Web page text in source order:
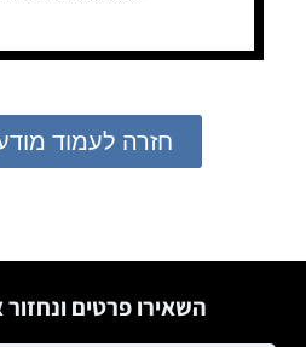
חזרה לעמוד
השאירו פרטים